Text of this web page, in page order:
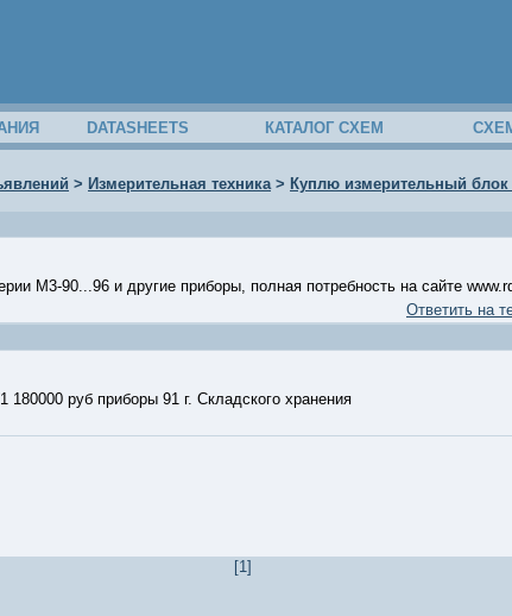
DATASHEETS КАТАЛОГ СХЕМ
> Измерительная техника> Куплю измерительный блок
М3-90...96 и другие приборы, полная потребность на сайте
Ответить на
руб приборы 91 г. Складского хранения
[1]